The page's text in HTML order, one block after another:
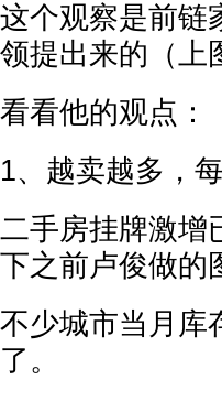
这个观察是前链
领提出来的（上
看看他的观点：
1、越卖越多，
二手房挂牌激增
下之前卢俊做的
不少城市当月库
了。